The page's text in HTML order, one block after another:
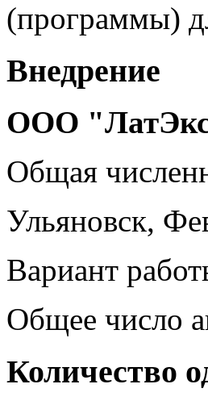
(программы)
Внедрение
ООО
Общая
Ульяновск,
Вариант
Общее число
Количество